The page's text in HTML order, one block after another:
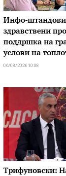
Инфо-
здравствени
поддршка на
услови на
06/08/2026 10:08
Трифуновски: